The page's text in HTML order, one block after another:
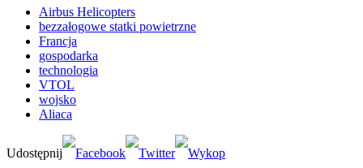
Airbus Helicopters
bezzałogowe statki powietrzne
Francja
gospodarka
technologia
VTOL
wojsko
Aliaca